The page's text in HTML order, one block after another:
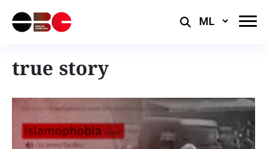
Select
true story